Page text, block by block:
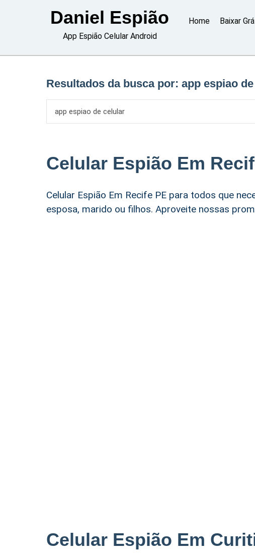
Daniel Espião
App Espião Celular Android
Home Baixar
Resultados da busca por: app espiao
Celular Espião Em
Celular Espião Em Recife PE para todos que
esposa, marido ou filhos. Aproveite nossas
Celular Espião Em